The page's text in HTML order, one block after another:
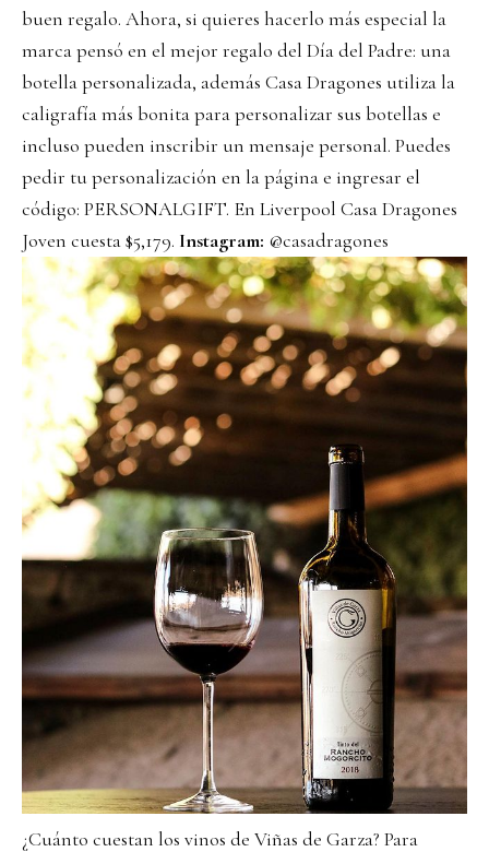
buen regalo. Ahora, si quieres hacerlo más especial la
marca pensó en el mejor regalo del Día del Padre: una
botella personalizada, además Casa Dragones utiliza la
caligrafía más bonita para personalizar sus botellas e
incluso pueden inscribir un mensaje personal. Puedes
pedir tu personalización en lapáginae ingresar el
código: PERSONALGIFT. En Liverpool Casa Dragones
Joven cuesta $5,179. Instagram: @casadragones
¿Cuánto cuestan los vinos de Viñas de Garza? Para